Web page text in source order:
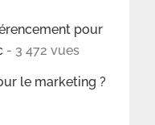
pour
- 3 472 vues
le marketing ?